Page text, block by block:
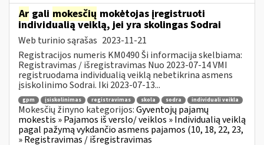
Ar gali mokesčių mokėtojas įregistruoti
individualią veiklą, jei yra skolingas Sodrai
Web turinio sąrašas 2023-11-21
Registracijos numeris KM0490 Ši informacija skelbiama:
Registravimas / išregistravimas Nuo 2023-07-14 VMI
registruodama individualią veiklą nebetikrina asmens
įsiskolinimo Sodrai. Iki 2023-07-13...
gpm įsiskolinimas registravimas skola sodra individuali veikla
Mokesčių žinyno kategorijos:Gyventojų pajamų
mokestis » Pajamos iš verslo/ veiklos » Individualią veiklą
pagal pažymą vykdančio asmens pajamos (10, 18, 22, 23,
» Registravimas / išregistravimas